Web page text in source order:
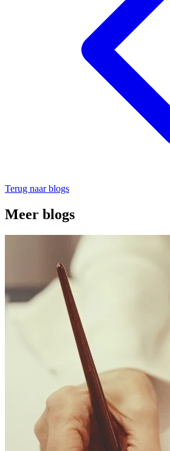
Terug naar blogs
Meer blogs